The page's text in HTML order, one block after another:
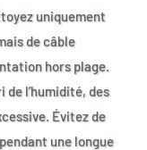
uniquement
de câble
hors plage.
de l’humidité, des
Évitez de
une longue